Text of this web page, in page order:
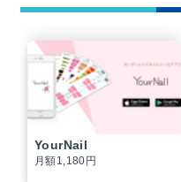
YourNail
月額1,180円